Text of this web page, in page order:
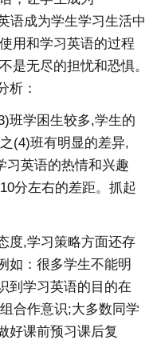
语成为学生学习生活中
用和学习英语的过程
是无尽的担忧和恐惧。
析：
班学困生较多,学生的
(4)班有明显的差异,
习英语的热情和兴趣
分左右的差距。抓起
度,学习策略方面还存
如：很多学生不能明
到学习英语的目的在
合作意识;大多数同学
好课前预习课后复